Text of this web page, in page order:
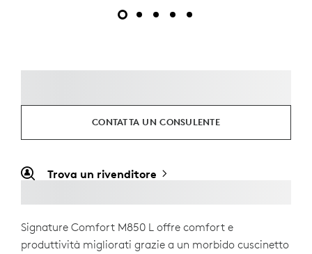
CONTATTA UN CONSULENTE
Trova un rivenditore
Signature Comfort M850 L offre comfort e
produttività migliorati grazie a un morbido cuscinetto